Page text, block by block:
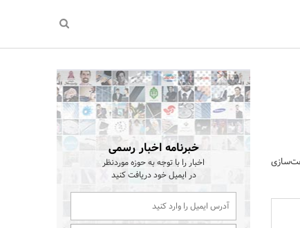
خبرنامه اخبار رسمی
اخبار را با توجه به حوزه موردنظر
در ایمیل خود دریافت کنید